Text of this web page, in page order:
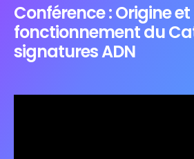
Conférence : Origine et
fonctionnement du
signatures ADN